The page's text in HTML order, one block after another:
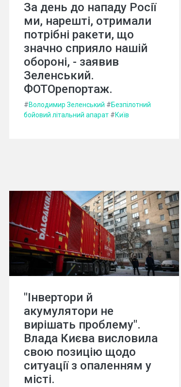
За день до нападу Росії
ми, нарешті, отримали
потрібні ракети, що
значно сприяло нашій
обороні, - заявив
Зеленський.
ФОТОрепортаж.
#Володимир Зеленський #Безпілотний
бойовий літальний апарат #Київ
"Інвертори й
акумулятори не
вирішать проблему".
Влада Києва висловила
свою позицію щодо
ситуації з опаленням у
місті.